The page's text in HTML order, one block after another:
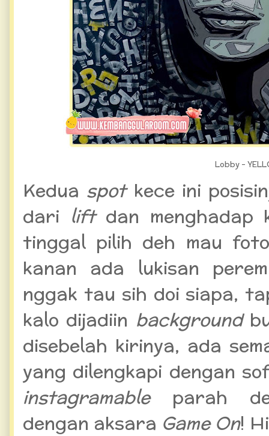
Lobby -
Kedua spot kece ini
dari lift dan
tinggal pilih deh mau
kanan ada lukisan
nggak tau sih doi siapa,
kalo dijadiin background
disebelah kirinya, ada
yang dilengkapi dengan
instagramable parah
dengan aksara Game On!